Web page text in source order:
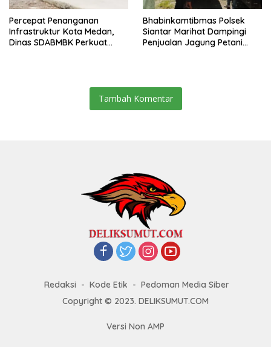
Percepat Penanganan
Infrastruktur Kota Medan,
Dinas SDABMBK Perkuat
Bhabinkamtibmas Polsek
Siantar Marihat Dampingi
Penjualan Jagung Petani
Tambah Komentar
Redaksi Kode Etik
Pedoman Media Siber
Copyright © 2023. DELIKSUMUT.COM
Versi Non AMP